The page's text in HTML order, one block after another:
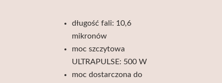
długość fali: 10,6
mikronów
moc szczytowa
ULTRAPULSE: 500 W
moc dostarczona do